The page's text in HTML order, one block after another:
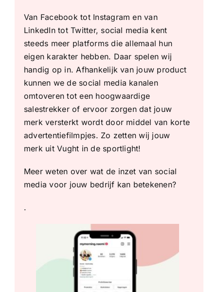
Van Facebook tot Instagram en van
LinkedIn tot Twitter, social media kent
steeds meer platforms die allemaal hun
eigen karakter hebben. Daar spelen wij
handig op in. Afhankelijk van jouw product
kunnen we de social media kanalen
omtoveren tot een hoogwaardige
salestrekker of ervoor zorgen dat jouw
merk versterkt wordt door middel van korte
advertentiefilmpjes. Zo zetten wij jouw
merk uit Vught in de sportlight!
Meer weten over wat de inzet van social
media voor jouw bedrijf kan betekenen?
.